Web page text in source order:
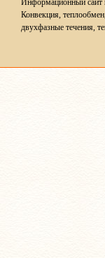
Информационный сайт
Конвекция,
двухфазные течения,